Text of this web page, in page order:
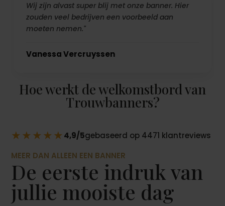
Wij zijn alvast super blij met onze banner. Hier
zouden veel bedrijven een voorbeeld aan
moeten nemen."
Vanessa Vercruyssen
Hoe werkt de welkomstbord van
Trouwbanners?
★★★★★4,9/5gebaseerd op 4471 klantreviews
MEER DAN ALLEEN EEN BANNER
De eerste indruk van
jullie mooiste dag